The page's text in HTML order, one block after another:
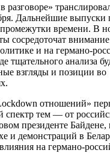
разговоре»
Дальнейшие выпуски
промежутки времени. В
сосредоточат
и на германо-
тщательного анализа
взгляды и позиции во
отношений»
спектр тем — от
президенте Байдене,
и демонстраций в
на германо-